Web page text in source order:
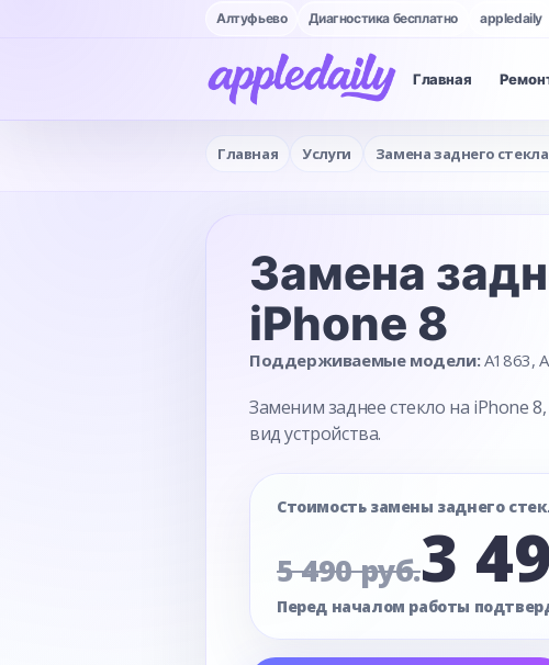
Алтуфьево Диагностика бесплатно appledaily
Главная
Главная Услуги Замена заднего
Замена
iPhone 8
Поддерживаемые модели:A1863,
Заменим заднее стекло на iPhone
вид устройства.
Стоимость замены заднего
5 490 руб.3
Перед началом работы